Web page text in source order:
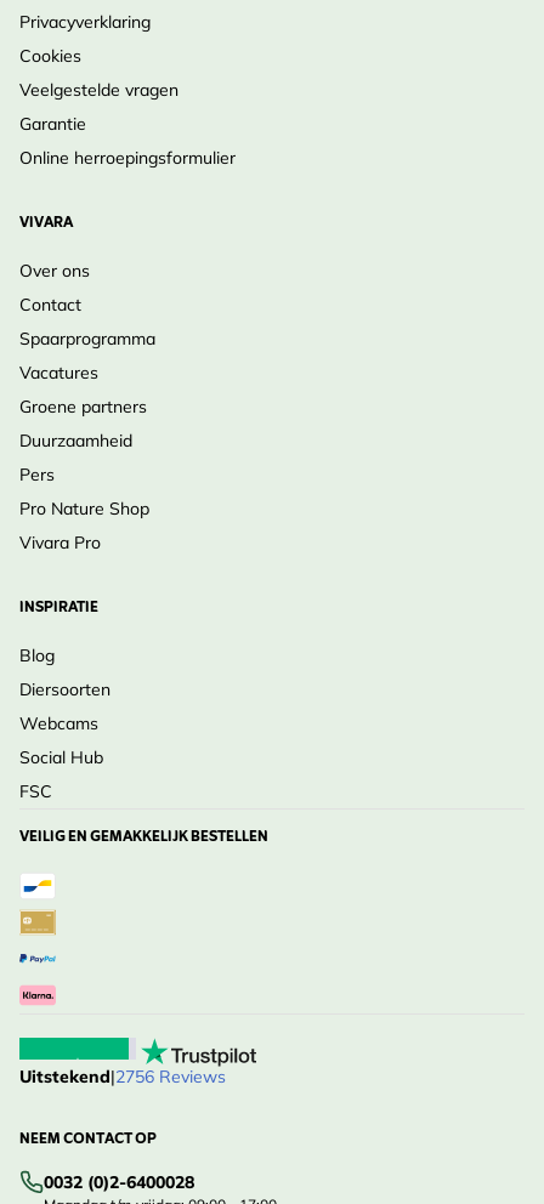
Privacyverklaring
Cookies
Veelgestelde vragen
Garantie
Online herroepingsformulier
VIVARA
Over ons
Contact
Spaarprogramma
Vacatures
Groene partners
Duurzaamheid
Pers
Pro Nature Shop
Vivara Pro
INSPIRATIE
Blog
Diersoorten
Webcams
Social Hub
FSC
VEILIG EN GEMAKKELIJK BESTELLEN
Uitstekend|2756 Reviews
NEEM CONTACT OP
0032 (0)2-6400028